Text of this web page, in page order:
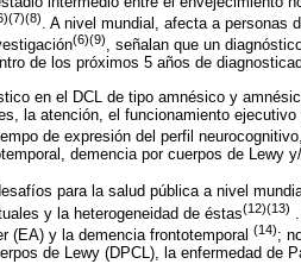
. A nivel mundial, afecta a personas
(6)(9), señalan que un
de los próximos 5 años de
en el DCL de tipo amnésico y
la atención, el funcionamiento
de expresión del perfil
demencia por cuerpos de Lewy
para la salud pública a nivel
y la heterogeneidad de éstas(12)(13)
(EA) y la demencia frontotemporal (14);
de Lewy (DPCL), la enfermedad de